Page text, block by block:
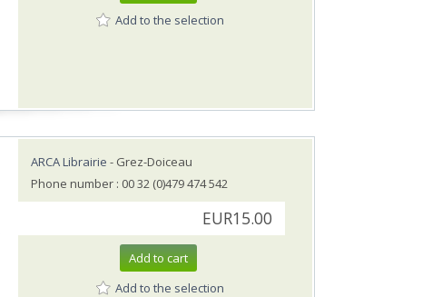
Add to the selection
ARCA Librairie - Grez-Doiceau
Phone number : 00 32 (0)479 474 542
EUR15.00
Add to cart
Add to the selection